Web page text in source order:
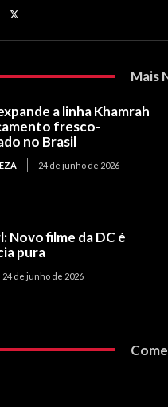
Mais
a linha Khamrah
fresco-
no Brasil
24 de junho de 2026
Novo filme da DC é
pura
24 de junho de 2026